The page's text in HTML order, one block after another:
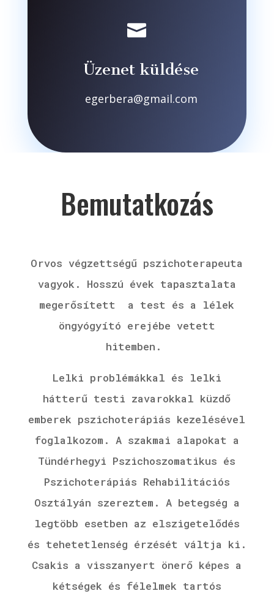

Üzenet küldése
egerbera@gmail.com
Bemutatkozás
Orvos végzettségű pszichoterapeuta
vagyok. Hosszú évek tapasztalata
megerősített a test és a lélek
öngyógyító erejébe vetett
hitemben.
Lelki problémákkal és lelki
hátterű testi zavarokkal küzdő
emberek pszichoterápiás kezelésével
foglalkozom. A szakmai alapokat a
Tündérhegyi Pszichoszomatikus és
Pszichoterápiás Rehabilitációs
Osztályán szereztem. A betegség a
legtöbb esetben az elszigetelődés
és tehetetlenség érzését váltja ki.
Csakis a visszanyert önerő képes a
kétségek és félelmek tartós